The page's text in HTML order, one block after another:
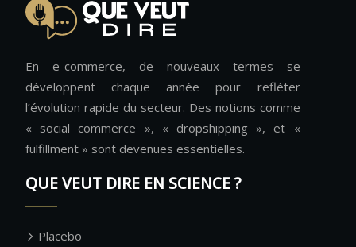
En e-commerce, de nouveaux termes se
développent chaque année pour refléter
l’évolution rapide du secteur. Des notions comme
« social commerce », « dropshipping », et «
fulfillment » sont devenues essentielles.
QUE VEUT DIRE EN SCIENCE ?
Placebo